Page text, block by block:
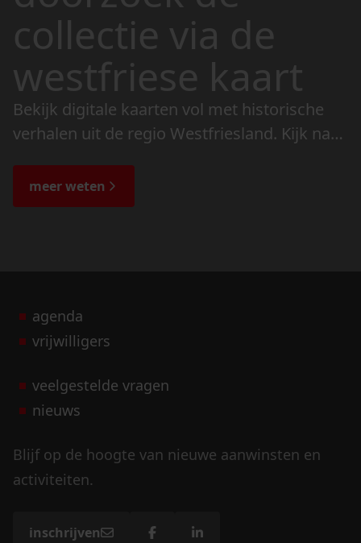
collectie via de
westfriese kaart
Bekijk digitale kaarten vol met historische
verhalen uit de regio Westfriesland. Kijk naar
de bijzondere verhalen.
meer weten
agenda
vrijwilligers
veelgestelde vragen
nieuws
Blijf op de hoogte van nieuwe aanwinsten en
activiteiten.
inschrijven